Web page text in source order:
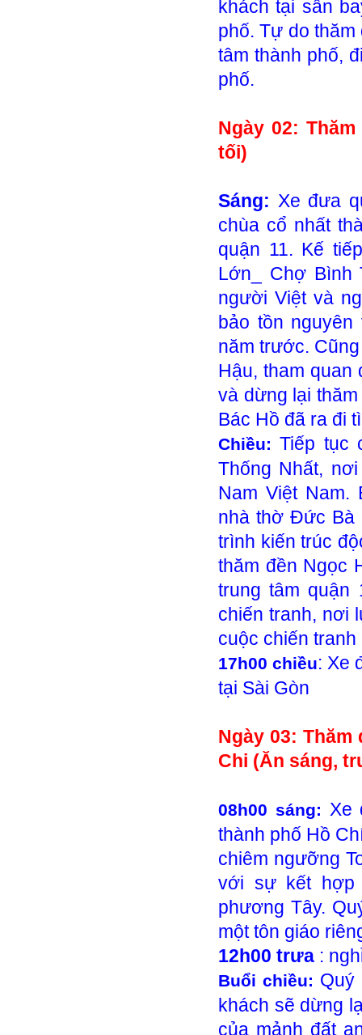
khách tại sân
phố. Tự do thăm
tâm thành phố,
phố.
Ngày 02:
tối)
Sáng: Xe đưa
chùa cổ nhất
quận 11. Kế
Lớn_ Chợ Bình
người Việt và
bảo tồn
năm trước.
Hậu, tham quan
và dừng lại
Bác Hồ đã ra đi
Chiều: Tiếp tục
Thống Nhất,
Nam Việt
nhà thờ Đức Bà
trình kiến trúc
thăm đền Ngọc
trung tâm quận
chiến tranh, nơi
cuộc chiến tranh
17h00 chiều: Xe
tại Sài Gòn
Ngày 03:
Chi (Ăn sáng,
08h00 sáng: Xe
thành phố Hồ
chiêm ngưỡng
với sự kết hợp
phương Tây.
một tôn giáo
12h00 trưa :
Buổi chiều: Quý
khách sẽ dừng
của mảnh đất